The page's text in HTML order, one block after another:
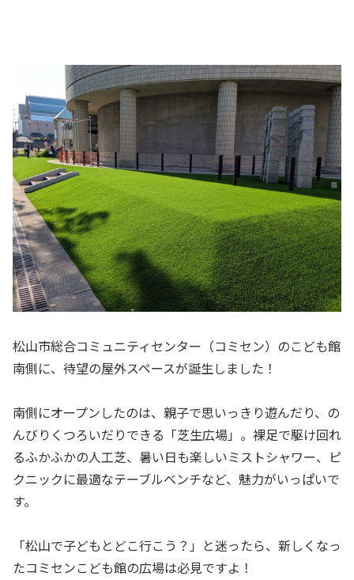
松山市総合コミュニティセンター（コミセン）のこども館
南側に、待望の屋外スペースが誕生しました！
南側にオープンしたのは、親子で思いっきり遊んだり、の
んびりくつろいだりできる「芝生広場」。裸足で駆け回れ
るふかふかの人工芝、暑い日も楽しいミストシャワー、ピ
クニックに最適なテーブルベンチなど、魅力がいっぱいで
す。
「松山で子どもとどこ行こう？」と迷ったら、新しくなっ
たコミセンこども館の広場は必見ですよ！